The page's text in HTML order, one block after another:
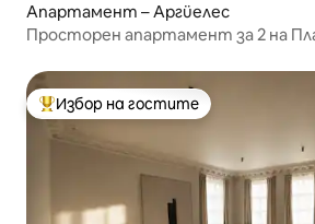
Апартамент – Аргüелес
Просторен апартамент за 2 на
Най-популярен избор на гостите
Избор на гостите